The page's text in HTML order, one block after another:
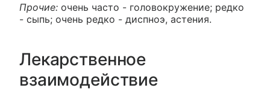
Прочие: очень часто - головокружение; редко
- сыпь; очень редко - диспноэ, астения.
Лекарственное
взаимодействие